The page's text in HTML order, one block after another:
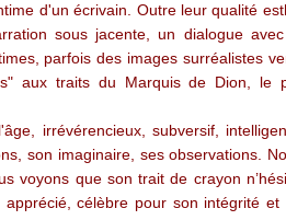
d'un écrivain. Outre leur qualité
sous jacente, un dialogue
parfois des images surréalistes
aux traits du Marquis de Dion, le
irrévérencieux, subversif,
son imaginaire, ses observations.
voyons que son trait de crayon
célèbre pour son intégrité